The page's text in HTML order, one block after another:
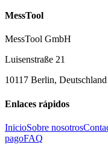
MessTool
MessTool GmbH
Luisenstraße 21
10117 Berlin, Deutschland
Enlaces rápidos
InicioSobre nosotros
pagoFAQ